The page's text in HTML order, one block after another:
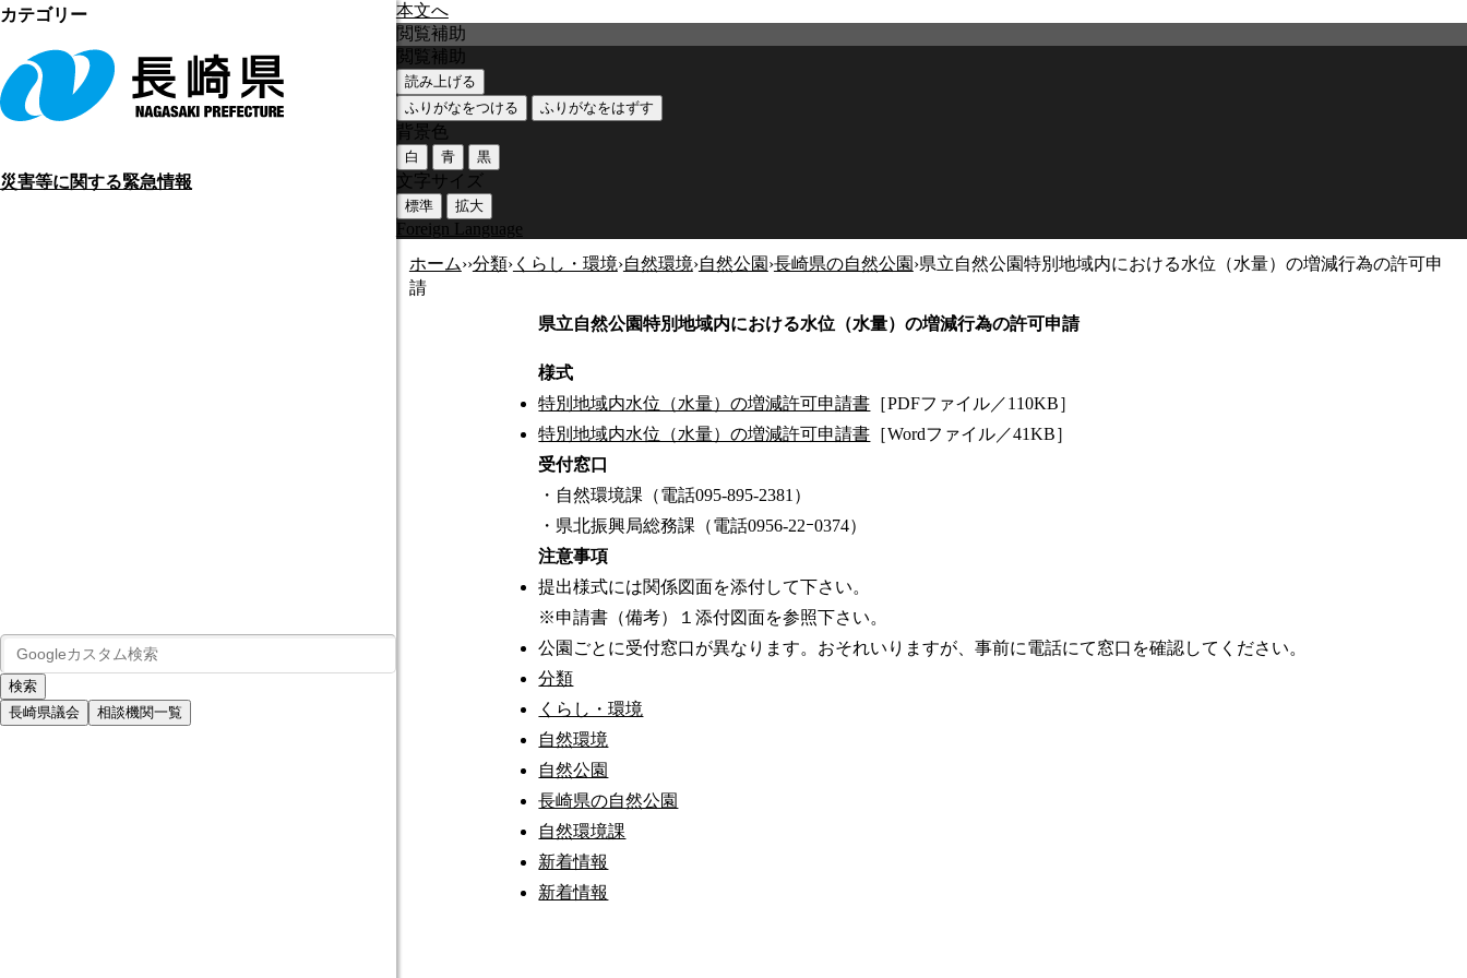
本文へ
災害等に関する緊急情報
長崎県議会 相談機関一覧
閲覧補助
閲覧補助
読み上げる
ふりがなをつける
ふりがなをはずす
背景色
白 青 黒
文字サイズ
標準 拡大
Foreign Language
ホーム››分類›くらし・環境›自然環境›自然公園 ›長崎県の自然公園 ›県立自然公園特別地域内における水位（水量）の増減行為の許可申
請
県立自然公園特別地域内における水位（水量）の増減行為の許可申請
様式
特別地域内水位（水量）の増減許可申請書 ［PDFファイル／110KB］
特別地域内水位（水量）の増減許可申請書 ［Wordファイル／41KB］
受付窓口
・自然環境課（電話095-895-2381）
・県北振興局総務課（電話0956-22ｰ0374）
注意事項
提出様式には関係図面を添付して下さい。
※申請書（備考）１添付図面を参照下さい。
公園ごとに受付窓口が異なります。おそれいりますが、事前に電話にて窓口を確認してください。
カテゴリー
分類
くらし・環境
自然環境
自然公園
長崎県の自然公園
自然環境課
新着情報
新着情報